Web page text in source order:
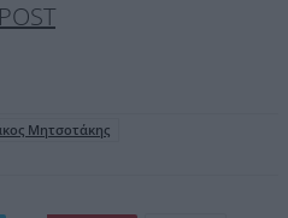
Μητσοτάκης